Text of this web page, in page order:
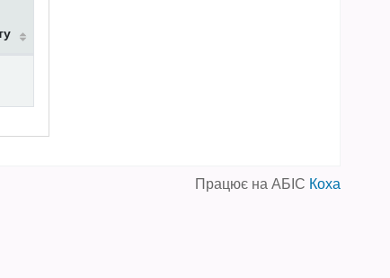
Працює на АБІС Коха